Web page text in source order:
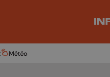
Météo
Météo